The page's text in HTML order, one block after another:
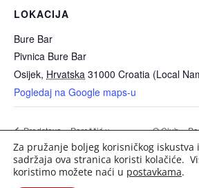
LOKACIJA
Bure Bar
Pivnica Bure Bar
Osijek, Hrvatska 31000 Croatia (Local
Pogledaj na Google maps-u
Predstava – Paroščić u
Bukvinom dolu
Q Club –
Dancho)
Za pružanje boljeg korisničkog iskustva
sadržaja ova stranica koristi kolačiće.
koristimo možete naći u postavkama.